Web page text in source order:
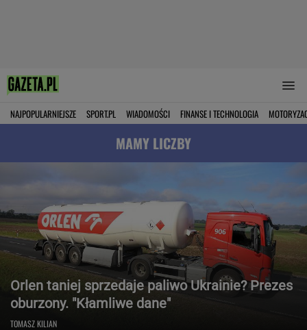
NAJPOPULARNIEJSZE SPORT.PL WIADOMOŚCI FINANSE I TECHNOLOGIA
MAMY LICZBY
Orlen taniej sprzedaje paliwo Ukrainie? Prezes
oburzony. "Kłamliwe dane"
TOMASZ KILIAN